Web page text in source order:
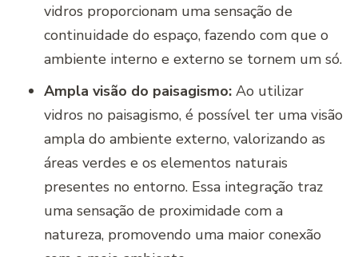
vidros proporcionam uma sensação de
continuidade do espaço, fazendo com que o
ambiente interno e externo se tornem um só.
Ampla visão do paisagismo: Ao utilizar
vidros no paisagismo, é possível ter uma visão
ampla do ambiente externo, valorizando as
áreas verdes e os elementos naturais
presentes no entorno. Essa integração traz
uma sensação de proximidade com a
natureza, promovendo uma maior conexão